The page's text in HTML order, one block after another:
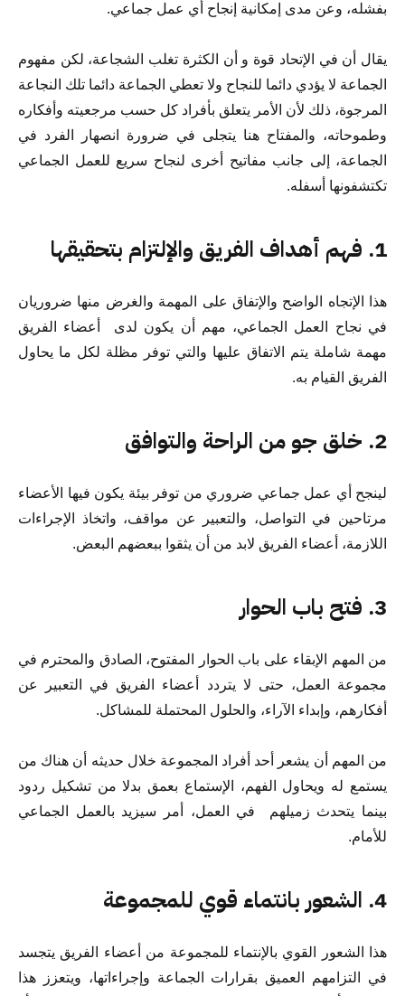
بفشله، وعن مدى إمكانية إنجاح أي عمل جماعي.
يقال أن في الإتحاد قوة و أن الكثرة تغلب الشجاعة، لكن مفهوم
الجماعة لا يؤدي دائما للنجاح ولا تعطي الجماعة دائما تلك النجاعة
المرجوة، ذلك لأن الأمر يتعلق بأفراد كل حسب مرجعيته وأفكاره
وطموحاته، والمفتاح هنا يتجلى في ضرورة انصهار الفرد في
الجماعة، إلى جانب مفاتيح أخرى لنجاح سريع للعمل الجماعي
تكتشفونها أسفله.
1. فهم أهداف الفريق والإلتزام بتحقيقها
هذا الإتجاه الواضح والإتفاق على المهمة والغرض منها ضروريان
في نجاح العمل الجماعي، مهم أن يكون لدى أعضاء الفريق
مهمة شاملة يتم الاتفاق عليها والتي توفر مظلة لكل ما يحاول
الفريق القيام به.
2. خلق جو من الراحة والتوافق
لينجح أي عمل جماعي ضروري من توفر بيئة يكون فيها الأعضاء
مرتاحين في التواصل، والتعبير عن مواقف، واتخاذ الإجراءات
اللازمة، أعضاء الفريق لابد من أن يثقوا ببعضهم البعض.
3. فتح باب الحوار
من المهم الإبقاء على باب الحوار المفتوح، الصادق والمحترم في
مجموعة العمل، حتى لا يتردد أعضاء الفريق في التعبير عن
أفكارهم، وإبداء الآراء، والحلول المحتملة للمشاكل.
من المهم أن يشعر أحد أفراد المجموعة خلال حديثه أن هناك من
يستمع له ويحاول الفهم، الإستماع بعمق بدلا من تشكيل ردود
بينما يتحدث زميلهم في العمل، أمر سيزيد بالعمل الجماعي
للأمام.
4. الشعور بانتماء قوي للمجموعة
هذا الشعور القوي بالإنتماء للمجموعة من أعضاء الفريق يتجسد
في التزامهم العميق بقرارات الجماعة وإجراءاتها، ويتعزز هذا